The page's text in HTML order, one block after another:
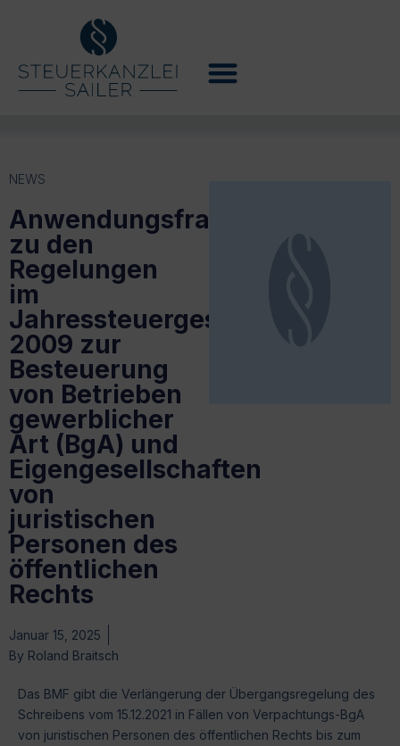
NEWS
Anwendungsfragen
zu den
Regelungen
im
Jahressteuergesetz
2009 zur
Besteuerung
von Betrieben
gewerblicher
Art (BgA) und
Eigengesellschaften
von
juristischen
Personen des
öffentlichen
Rechts
Januar 15, 2025
By Roland Braitsch
Das BMF gibt die Verlängerung der Übergangsregelung des
Schreibens vom 15.12.2021 in Fällen von Verpachtungs-BgA
von juristischen Personen des öffentlichen Rechts bis zum